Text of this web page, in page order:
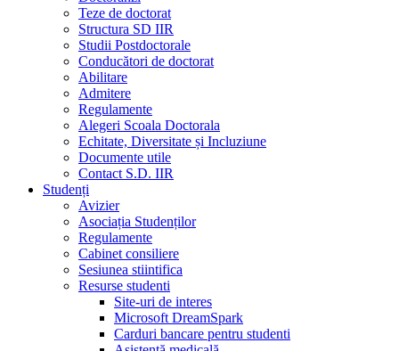
Teze de doctorat
Structura SD IIR
Studii Postdoctorale
Conducători de doctorat
Abilitare
Admitere
Regulamente
Alegeri Scoala Doctorala
Echitate, Diversitate și Incluziune
Documente utile
Contact S.D. IIR
Studenți
Avizier
Asociația Studenților
Regulamente
Cabinet consiliere
Sesiunea stiintifica
Resurse studenti
Site-uri de interes
Microsoft DreamSpark
Carduri bancare pentru studenti